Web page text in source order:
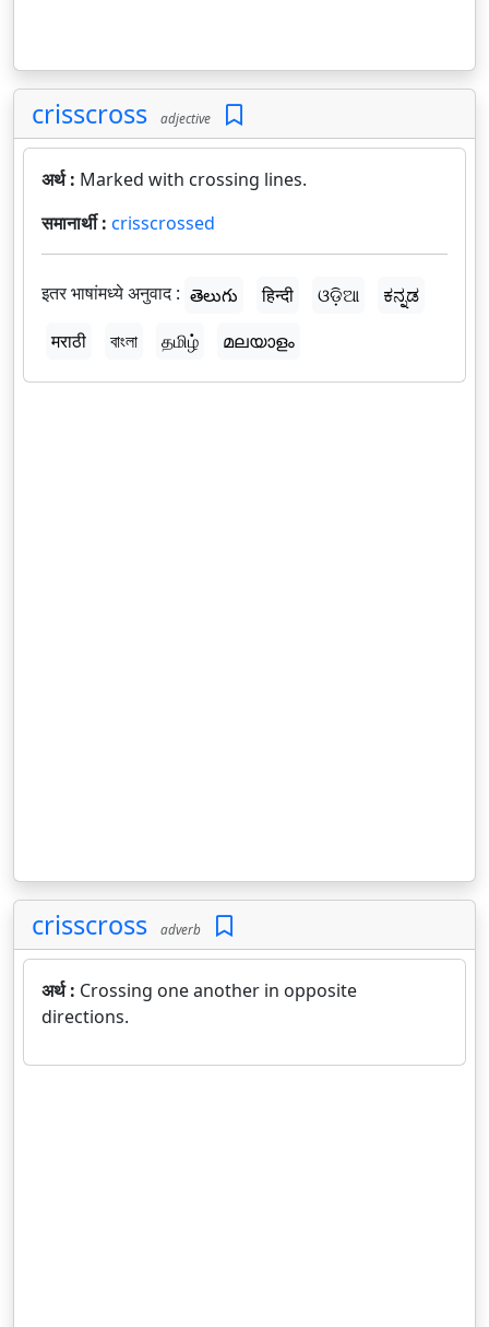
crisscross adjective
अर्थ : Marked with crossing lines.
समानार्थी : crisscrossed
इतर भाषांमध्ये अनुवाद : తెలుగు हिन्दी ଓଡ଼ିଆ
ಕನ್ನಡ
मराठी
বাংলা தமிழ் മലയാളം
crisscross adverb
अर्थ : Crossing one another in opposite
directions.